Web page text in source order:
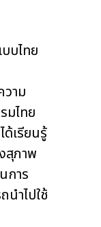
บไทย
วาม
มไทย
เรียนรู้
สุภาพ
การ
นำไปใช้